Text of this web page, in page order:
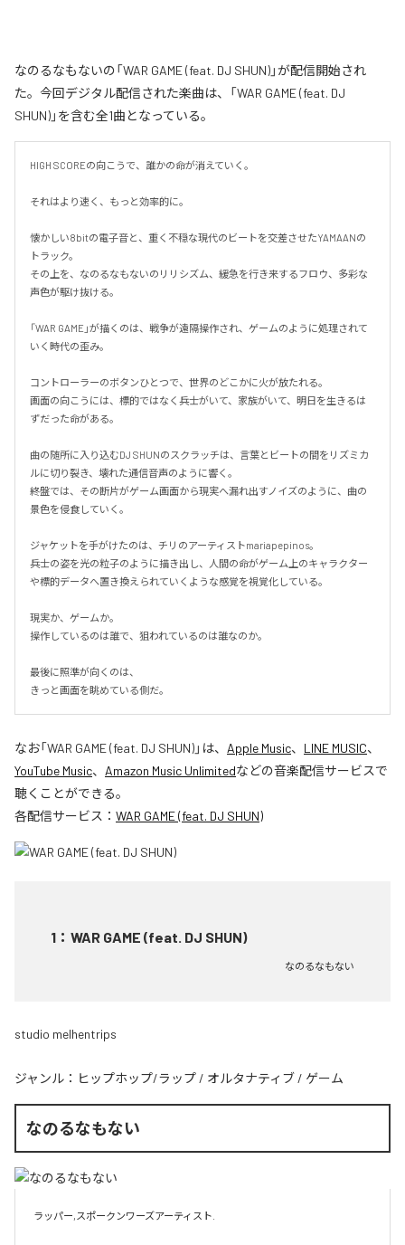
なのるなもないの「WAR GAME (feat. DJ SHUN)」が配信開始され
た。今回デジタル配信された楽曲は、「WAR GAME (feat. DJ
SHUN)」を含む全1曲となっている。
HIGH SCOREの向こうで、誰かの命が消えていく。
それはより速く、もっと効率的に。
懐かしい8bitの電子音と、重く不穏な現代のビートを交差させたYAMAANの
トラック。
その上を、なのるなもないのリリシズム、緩急を行き来するフロウ、多彩な
声色が駆け抜ける。
「WAR GAME」が描くのは、戦争が遠隔操作され、ゲームのように処理されて
いく時代の歪み。
コントローラーのボタンひとつで、世界のどこかに火が放たれる。
画面の向こうには、標的ではなく兵士がいて、家族がいて、明日を生きるは
ずだった命がある。
曲の随所に入り込むDJ SHUNのスクラッチは、言葉とビートの間をリズミカ
ルに切り裂き、壊れた通信音声のように響く。
終盤では、その断片がゲーム画面から現実へ漏れ出すノイズのように、曲の
景色を侵食していく。
ジャケットを手がけたのは、チリのアーティストmariapepinos。
兵士の姿を光の粒子のように描き出し、人間の命がゲーム上のキャラクター
や標的データへ置き換えられていくような感覚を視覚化している。
現実か、ゲームか。
操作しているのは誰で、狙われているのは誰なのか。
最後に照準が向くのは、
きっと画面を眺めている側だ。
なお「WAR GAME (feat. DJ SHUN)」は、 Apple Music、 LINE MUSIC、
YouTube Music、 Amazon Music Unlimitedなどの音楽配信サービスで
聴くことができる。
各配信サービス： WAR GAME (feat. DJ SHUN)
1 ： WAR GAME (feat. DJ SHUN)
なのるなもない
studio melhentrips
ジャンル： ヒップホップ/ラップ / オルタナティブ / ゲーム
なのるなもない
ラッパー,スポークンワーズアーティスト.